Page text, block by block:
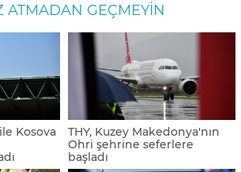
ATMADAN GEÇMEYIN
Kosova
THY, Kuzey Makedonya'nın
Ohri şehrine seferlere
başladı